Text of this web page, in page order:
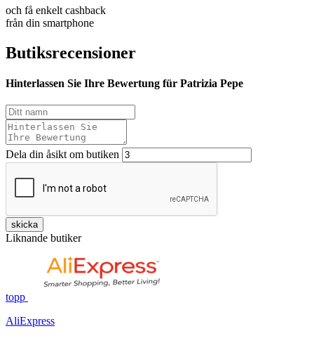
och få enkelt cashback
från din smartphone
Butiksrecensioner
Hinterlassen Sie Ihre Bewertung für Patrizia Pepe
Dela din åsikt om butiken
skicka
Liknande butiker
topp
AliExpress